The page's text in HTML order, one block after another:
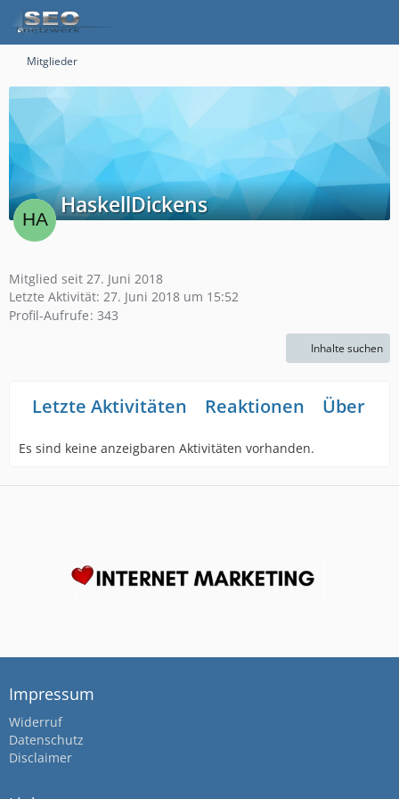
Mitglieder
HaskellDickens
Mitglied seit 27. Juni 2018
Letzte Aktivität: 27. Juni 2018 um 15:52
Profil-Aufrufe 343
Inhalte suchen
Letzte Aktivitäten Reaktionen Über
Es sind keine anzeigbaren Aktivitäten vorhanden.
Impressum
Widerruf
Datenschutz
Disclaimer